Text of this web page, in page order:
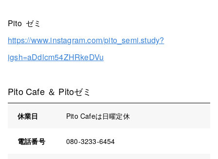
Pito ゼミ
https://www.instagram.com/pito_semi.study?
igsh=aDdlcm54ZHRkeDVu
Pito Cafe ＆ Pitoゼミ
休業日 Pito Cafeは日曜定休
電話番号 080-3233-6454